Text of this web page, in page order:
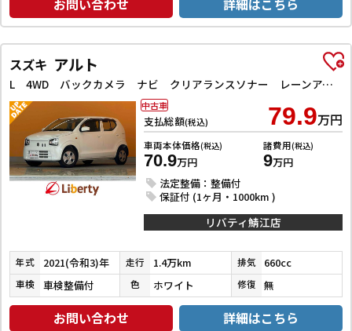
お問い合わせ 詳細はこちら
スズキ アルト
L 4WD バックカメラ ナビ クリアランスソナー レーンアシスト 衝突被害軽減システム オートライト キーレスエントリー アイドリングストップ 電動格納ミラー シートヒーター CVT ESC
支払総額(税込) 79.9万円
車両本体価格(税込)
70.9万円
諸費用(税込)
9万円
法定整備：整備付
保証付 (1ヶ月・1000km )
中古車
リバティ鯖江店
年式 2021(令和3)年 走行 1.4万km 排気 660cc
車検 車検整備付 色 ホワイト 修復 無
お問い合わせ 詳細はこちら